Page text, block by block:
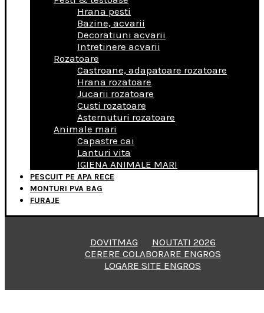
Hrana pesti
Bazine, acvarii
Decoratiuni acvarii
Intretinere acvarii
Rozatoare
Castroane, adapatoare rozatoare
Hrana rozatoare
Jucarii rozatoare
Custi rozatoare
Asternuturi rozatoare
Animale mari
Capastre cai
Lanturi vita
IGIENA ANIMALE MARI
PESCUIT PE APA RECE
MONTURI PVA BAG
FURAJE
DOVITMAG
NOUTATI 2026
CERERE COLABORARE ENGROS
LOGARE SITE ENGROS